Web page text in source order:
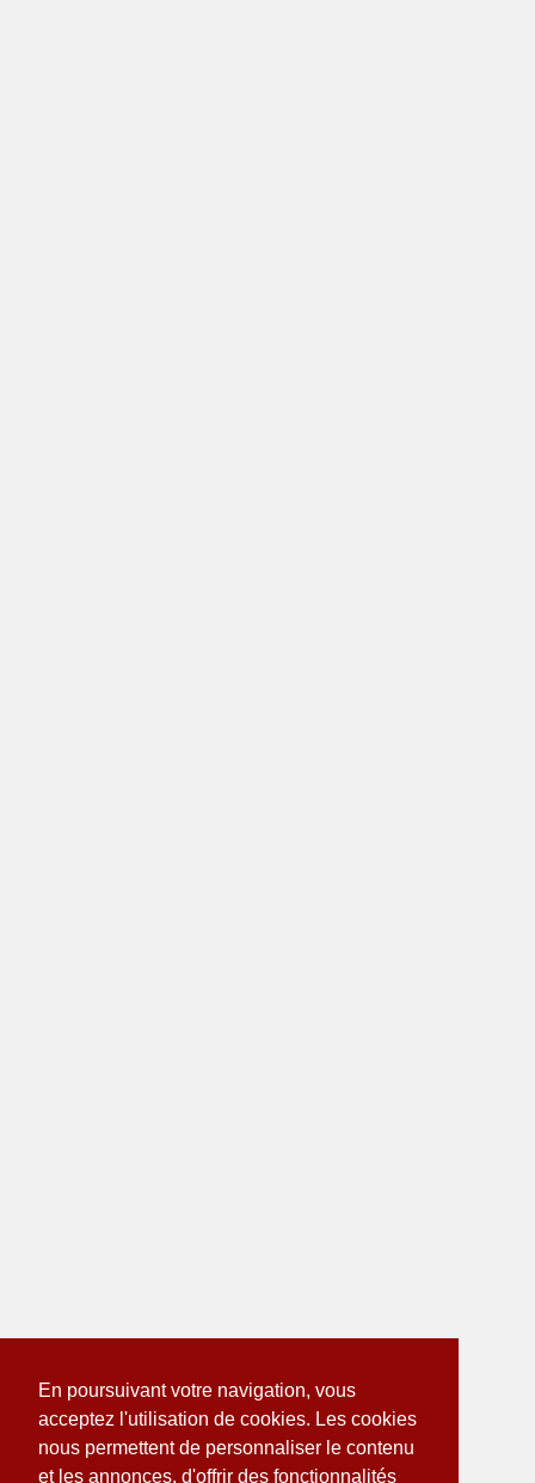
En poursuivant votre navigation, vous
acceptez l'utilisation de cookies. Les cookies
nous permettent de personnaliser le contenu
et les annonces, d'offrir des fonctionnalités